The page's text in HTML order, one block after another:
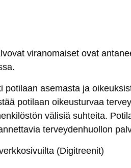
vi­ra­no­mai­set ovat
po­ti­laan ase­mas­ta ja
po­ti­laan oi­keus­tur­vaa
vä­li­siä suh­tei­ta.
ter­vey­den­huol­lon
(Di­git­ree­nit)